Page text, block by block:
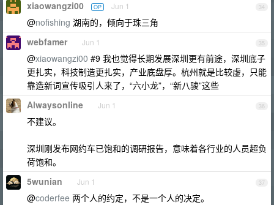
34
xiaowangzi00 OP Jun 1
@nofishing 湖南的，倾向于珠三角
35
webfamer Jun 1
@xiaowangzi00 #9 我也觉得长期发展深圳更有前途，深圳底子
更扎实，科技制造更扎实，产业底盘厚。杭州就是比较虚，只能
靠造新词宣传吸引人来了，“六小龙”，“新八骏”这些
36
Alwaysonline Jun 1
不建议。
深圳刚发布网约车已饱和的调研报告，意味着各行业的人员超负
荷饱和。
37
5wunian Jun 1
@coderfee 两个人的约定，不是一个人的决定。